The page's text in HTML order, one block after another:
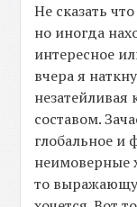
Не сказать
но иногда
интересное
вчера я
составом.
глобальное и
неимоверные
то